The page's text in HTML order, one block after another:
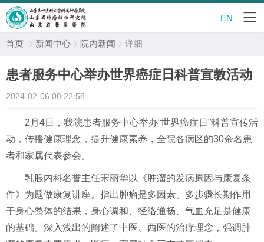
EN
首页  新闻中心  院内新闻  详细
患者服务中心举办世界癌症日科普宣教活动
2024-02-06 08:22:58
2月4日，我院患者服务中心举办“世界癌症日”科普宣传活
动，传播健康理念，提升健康素养，全院各病区的30余名患
者和家属代表参会。
乳腺内科名誉主任宋丽华以《肿瘤的发病原因与康复条
件》为题做康复讲座。指出肿瘤是多因素、多步骤长期作用
于身心整体的结果，身心调和、经络通畅、气血充足是健康
的基础。深入浅出的阐述了中医、西医的治疗理念，强调肿